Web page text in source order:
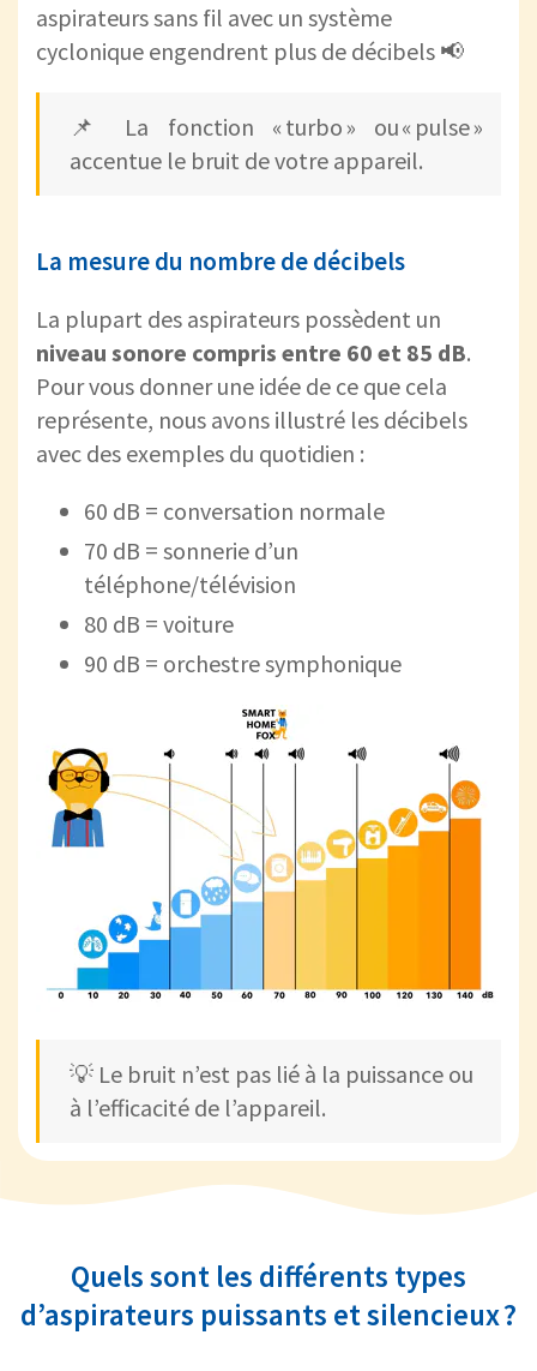
aspirateurs sans fil avec un système
cyclonique engendrent plus de décibels 📢
📌 La fonction « turbo » ou « pulse »
accentue le bruit de votre appareil.
La mesure du nombre de décibels
La plupart des aspirateurs possèdent un
niveau sonore compris entre 60 et 85 dB.
Pour vous donner une idée de ce que cela
représente, nous avons illustré les décibels
avec des exemples du quotidien :
60 dB = conversation normale
70 dB = sonnerie d’un
téléphone/télévision
80 dB = voiture
90 dB = orchestre symphonique
💡 Le bruit n’est pas lié à la puissance ou
à l’efficacité de l’appareil.
Quels sont les différents types
d’aspirateurs puissants et silencieux ?